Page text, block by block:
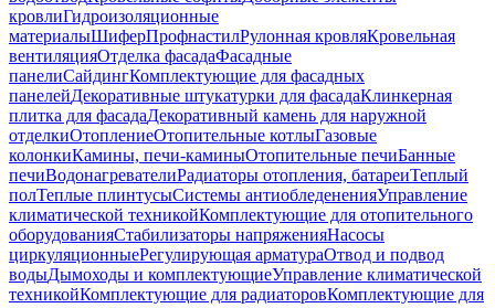
кровлиГидроизоляционные
материалыШиферПрофнастилРулонная кровляКровельная
вентиляцияОтделка фасадаФасадные
панелиСайдингКомплектующие для фасадных
панелейДекоративные штукатурки для фасадаКлинкерная
плитка для фасадаДекоративный камень для наружной
отделкиОтоплениеОтопительные котлыГазовые
колонкиКамины, печи-каминыОтопительные печиБанные
печиВодонагревателиРадиаторы отопления, батареиТеплый
полТеплые плинтусыСистемы антиобледененияУправление
климатической техникойКомплектующие для отопительного
оборудованияСтабилизаторы напряженияНасосы
циркуляционныеРегулирующая арматураОтвод и подвод
водыДымоходы и комплектующиеУправление климатической
техникойКомплектующие для радиаторовКомплектующие для